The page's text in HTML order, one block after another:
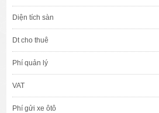
Diện tích sàn
Dt cho thuê
Phí quản lý
VAT
Phí gửi xe ôtô